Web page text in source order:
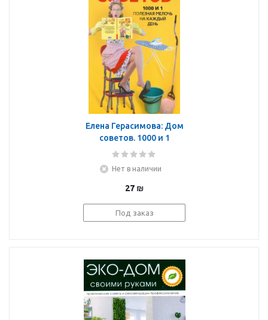
Елена Герасимова: Дом
советов. 1000 и 1
полезная мелочь на
Нет в наличии
27 ₪
Под заказ